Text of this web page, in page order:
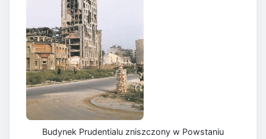
Budynek Prudentialu zniszczony w Powstaniu